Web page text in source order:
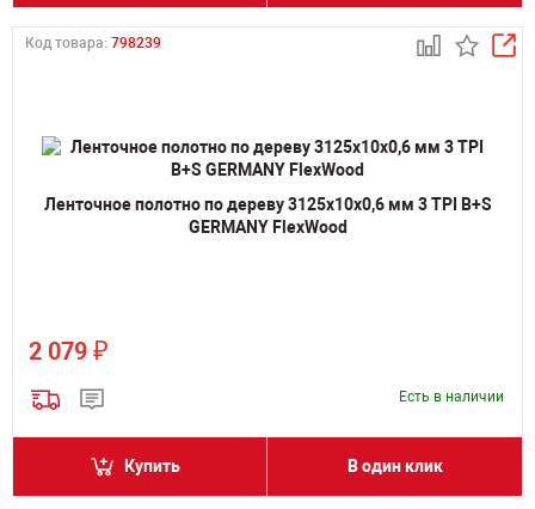
Код товара: 798239
Ленточное полотно по дереву 3125х10х0,6 мм 3 TPI B+S
GERMANY FlexWood
2 079 ₽
Есть в наличии
Купить В один клик